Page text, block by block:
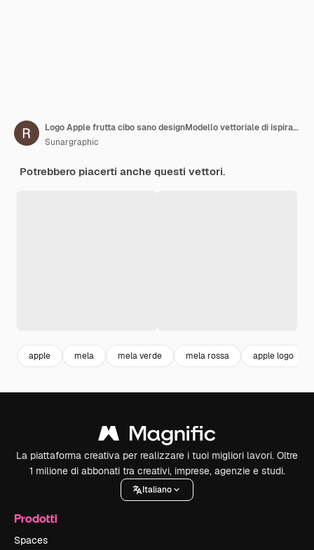
Logo Apple frutta cibo sano designModello vettoriale di ispirazione per il design del logo Apple
Sunargraphic
Potrebbero piacerti anche questi vettori.
apple mela mela verde mela rossa apple logo
La piattaforma creativa per realizzare i tuoi migliori lavori. Oltre
1 milione di abbonati tra creativi, imprese, agenzie e studi.
Italiano
Prodotti
Spaces